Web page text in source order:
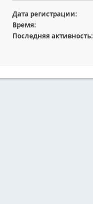
Дата регистрации:
Время:
Последняя активность: